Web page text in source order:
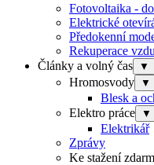
Fotovoltaika -
Elektrické
Předokenní
Rekuperace
Články a volný čas
▼
Hromosvody ▼
Blesk a
Elektro práce
▼
Elektrikář
Zprávy
Ke stažení